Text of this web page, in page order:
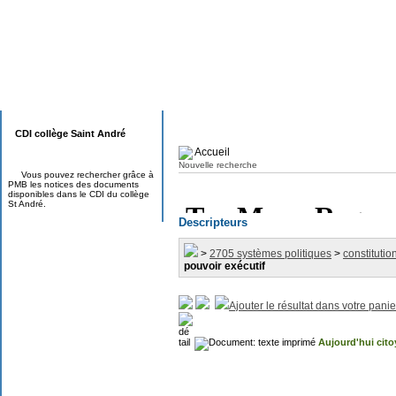
Accueil
Nouvelle recherche
Descripteurs
> 2705 systèmes politiques >
pouvoir exécutif
Ajouter le résultat dans votre
Aujourd'hui
CDI collège Saint André
Vous pouvez rechercher grâce à
PMB les notices des documents
disponibles dans le CDI du collège
St André.